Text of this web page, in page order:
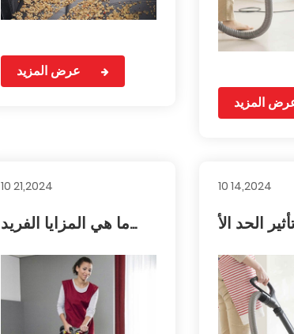
10 21,2024
ما هي المزايا الفريد...
10 14,2024